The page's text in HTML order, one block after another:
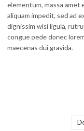
elementum, massa amet
aliquam impedit, sed ad
dignissim wisi ligula,
congue pede donec
maecenas dui gravida.